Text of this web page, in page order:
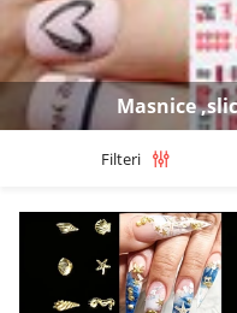
Masnice
Filteri